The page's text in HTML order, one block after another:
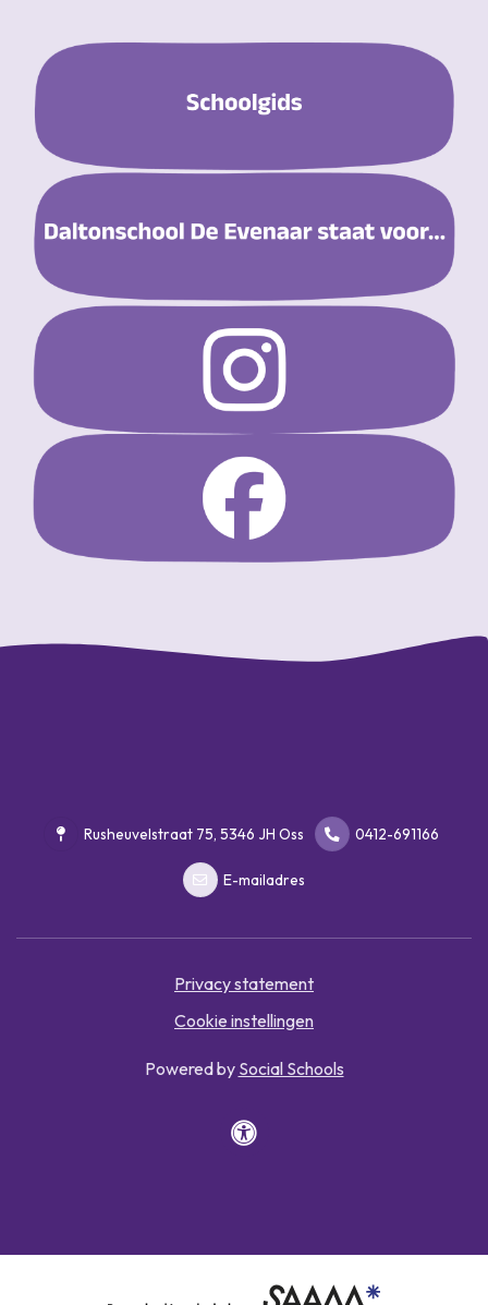
Rusheuvelstraat 75, 5346 JH Oss 0412-691166
E-mailadres
Privacy statement
Cookie instellingen
Powered by Social Schools